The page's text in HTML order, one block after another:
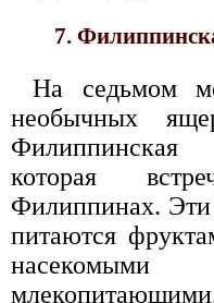
7.
На седьмом
необычных
которая
Филиппинах.
питаются